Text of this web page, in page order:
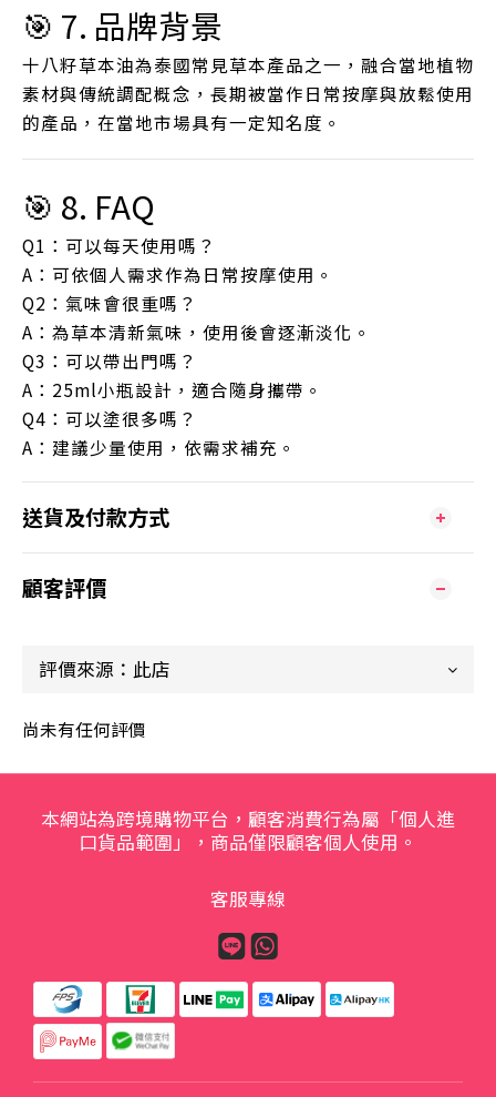
🎯 7. 品牌背景
十八籽草本油為泰國常見草本產品之一，融合當地植物
素材與傳統調配概念，長期被當作日常按摩與放鬆使用
的產品，在當地市場具有一定知名度。
🎯 8. FAQ
Q1：可以每天使用嗎？
A：可依個人需求作為日常按摩使用。
Q2：氣味會很重嗎？
A：為草本清新氣味，使用後會逐漸淡化。
Q3：可以帶出門嗎？
A：25ml小瓶設計，適合隨身攜帶。
Q4：可以塗很多嗎？
A：建議少量使用，依需求補充。
送貨及付款方式
顧客評價
尚未有任何評價
本網站為跨境購物平台，顧客消費行為屬「個人進
口貨品範圍」，商品僅限顧客個人使用。
客服專線